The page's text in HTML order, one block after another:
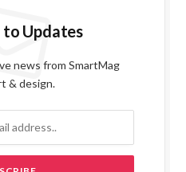
to Updates
news from SmartMag
& design.